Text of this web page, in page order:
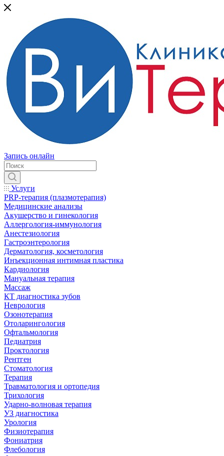
Запись онлайн
Услуги
PRP-терапия (плазмотерапия)
Медицинские анализы
Акушерство и гинекология
Аллергология-иммунология
Анестезиология
Гастроэнтерология
Дерматология, косметология
Инъекционная интимная пластика
Кардиология
Мануальная терапия
Массаж
КТ диагностика зубов
Неврология
Озонотерапия
Отоларингология
Офтальмология
Педиатрия
Проктология
Рентген
Стоматология
Терапия
Травматология и ортопедия
Трихология
Ударно-волновая терапия
УЗ диагностика
Урология
Физиотерапия
Фониатрия
Флебология